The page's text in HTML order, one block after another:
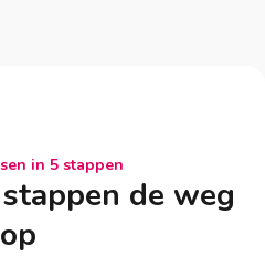
in 5 stappen
de weg
op